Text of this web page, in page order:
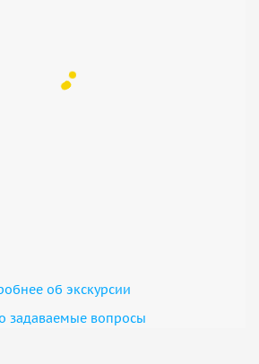
об экскурсии
задаваемые вопросы